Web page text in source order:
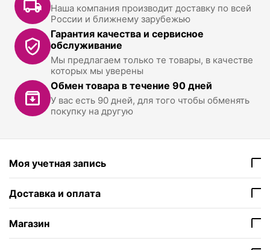
Наша компания производит доставку по всей
России и ближнему зарубежью
Гарантия качества и сервисное
обслуживание
Мы предлагаем только те товары, в качестве
которых мы уверены
Обмен товара в течение 90 дней
У вас есть 90 дней, для того чтобы обменять
покупку на другую
Моя учетная запись
Доставка и оплата
Магазин